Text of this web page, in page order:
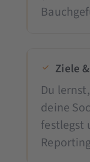
Ziele
Du
deine
festlegst